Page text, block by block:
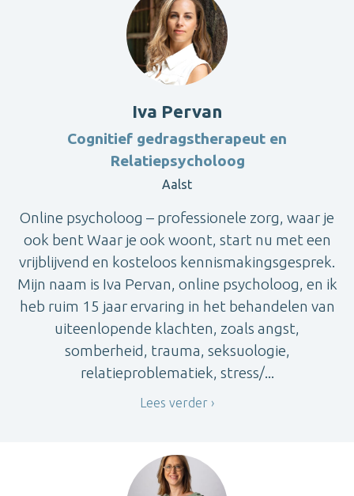
Iva Pervan
Cognitief gedragstherapeut en
Relatiepsycholoog
Aalst
Online psycholoog – professionele zorg, waar je
ook bent Waar je ook woont, start nu met een
vrijblijvend en kosteloos kennismakingsgesprek.
Mijn naam is Iva Pervan, online psycholoog, en ik
heb ruim 15 jaar ervaring in het behandelen van
uiteenlopende klachten, zoals angst,
somberheid, trauma, seksuologie,
relatieproblematiek, stress/...
Lees verder